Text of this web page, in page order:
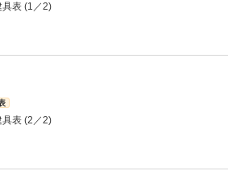
表 (1／2)
表 (2／2)